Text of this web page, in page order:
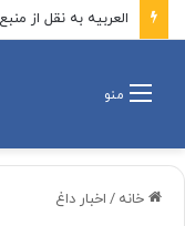
منو
خانه / اخبار داغ